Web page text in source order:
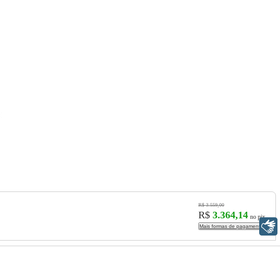
R$ 3.559,00
R$ 3.364,14 no pix
Mais formas de pagamento
Libras